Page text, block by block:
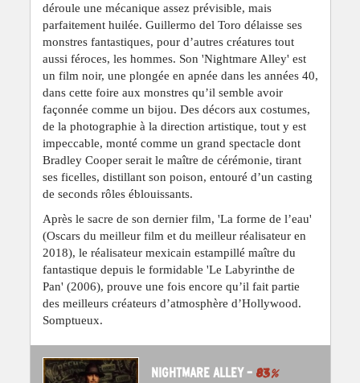
déroule une mécanique assez prévisible, mais
parfaitement huilée. Guillermo del Toro délaisse ses
monstres fantastiques, pour d’autres créatures tout
aussi féroces, les hommes. Son 'Nightmare Alley' est
un film noir, une plongée en apnée dans les années 40,
dans cette foire aux monstres qu’il semble avoir
façonnée comme un bijou. Des décors aux costumes,
de la photographie à la direction artistique, tout y est
impeccable, monté comme un grand spectacle dont
Bradley Cooper serait le maître de cérémonie, tirant
ses ficelles, distillant son poison, entouré d’un casting
de seconds rôles éblouissants.
Après le sacre de son dernier film, 'La forme de l’eau'
(Oscars du meilleur film et du meilleur réalisateur en
2018), le réalisateur mexicain estampillé maître du
fantastique depuis le formidable 'Le Labyrinthe de
Pan' (2006), prouve une fois encore qu’il fait partie
des meilleurs créateurs d’atmosphère d’Hollywood.
Somptueux.
NIGHTMARE ALLEY – 83%